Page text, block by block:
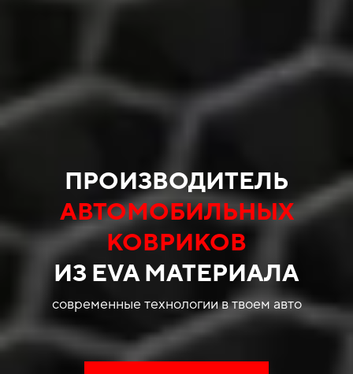
ПРОИЗВОДИТЕЛЬ
АВТОМОБИЛЬНЫХ
КОВРИКОВ
ИЗ EVA МАТЕРИАЛА
современные технологии в твоем авто